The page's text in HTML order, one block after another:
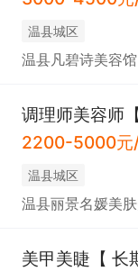
温县城区
温县凡碧诗美容馆
2200-5000元
温县城区
温县丽景名媛美
美甲美睫【 长